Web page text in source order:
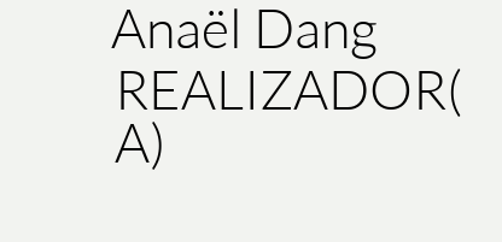
Anaël Dang
REALIZADOR(
A)